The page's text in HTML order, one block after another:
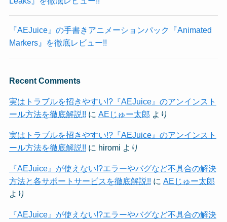
『AEJuice』の手書きアニメーションパック『Animated
Markers』を徹底レビュー!!
Recent Comments
実はトラブルを招きやすい!?『AEJuice』のアンインスト
ール方法を徹底解説!! に AEじゅー太郎 より
実はトラブルを招きやすい!?『AEJuice』のアンインスト
ール方法を徹底解説!! に hiromi より
『AEJuice』が使えない!?エラーやバグなど不具合の解決
方法と各サポートサービスを徹底解説!! に AEじゅー太郎
より
『AEJuice』が使えない!?エラーやバグなど不具合の解決